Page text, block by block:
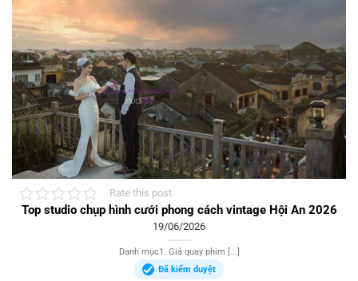
Rate this post
Top studio chụp hình cưới phong cách vintage Hội An 2026
19/06/2026
Danh mục1. Giá quay phim [...]
Đã kiểm duyệt